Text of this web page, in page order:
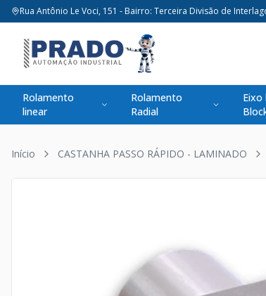
Rua Antônio Le Voci, 151 - Bairro: Terceira Divisão de
Rolamento
linear
Rolamento
Radial
Início CASTANHA PASSO RÁPIDO - LAMINADO